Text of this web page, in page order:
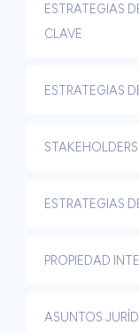
ESTRATEGIAS
CLAVE
ESTRATEGIAS
ESTRATEGIAS
PROPIEDAD
ASUNTOS